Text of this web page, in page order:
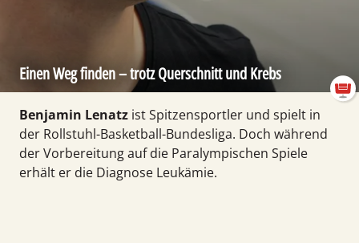
Einen Weg finden – trotz Quer­schnitt und Krebs
Benjamin Lenatz ist Spitzen­sport­ler und spielt in
der Roll­stuhl-Basket­ball-Bundes­liga. Doch während
der Vor­be­rei­tung auf die Para­lympischen Spiele
erhält er die Diagnose Leukämie.